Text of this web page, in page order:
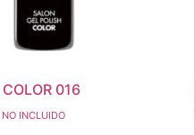
016
NO INCLUIDO